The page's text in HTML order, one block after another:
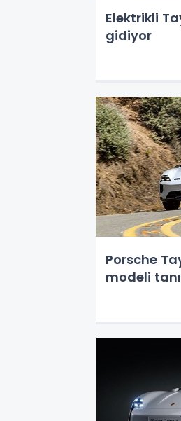
Elektrikli
gidiyor
Porsche
modeli